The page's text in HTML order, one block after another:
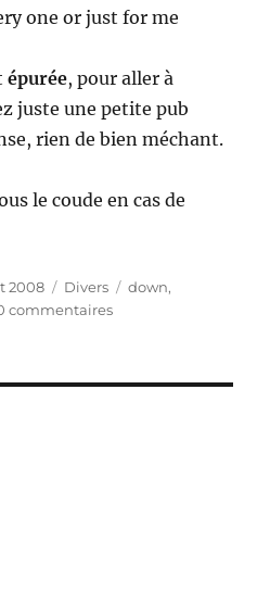
épurée, pour aller à
juste une petite pub
rien de bien méchant.
le coude en cas de
2008 Catégories
Divers Étiquettes
down,
commentairessur